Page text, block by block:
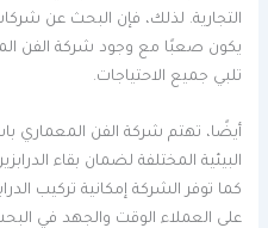
التجارية. لذلك، فإن البحث عن
يكون صعبًا مع وجود شركة الفن
تلبي جميع الاحتياجات.
أيضًا، تهتم شركة الفن المعماري
البيئية المختلفة لضمان بقاء
كما توفر الشركة إمكانية تركيب
على العملاء الوقت والجهد في